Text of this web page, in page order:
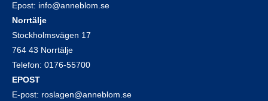
Epost: info@anneblom.se
Norrtälje
Stockholmsvägen 17
764 43 Norrtälje
Telefon: 0176-55700
EPOST
E-post: roslagen@anneblom.se